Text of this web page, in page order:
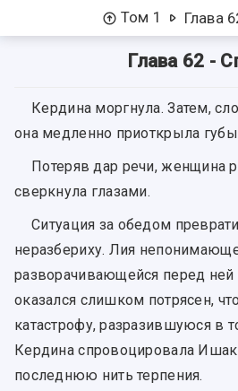
Том 1 Глава
Глава 62 -
Кердина моргнула. Затем,
она медленно приоткрыла
Потеряв дар речи, женщина
сверкнула глазами.
Ситуация за обедом
неразбериху. Лия
разворачивающейся перед
оказался слишком потрясен,
катастрофу, разразившуюся в
Кердина спровоцировала
последнюю нить терпения.